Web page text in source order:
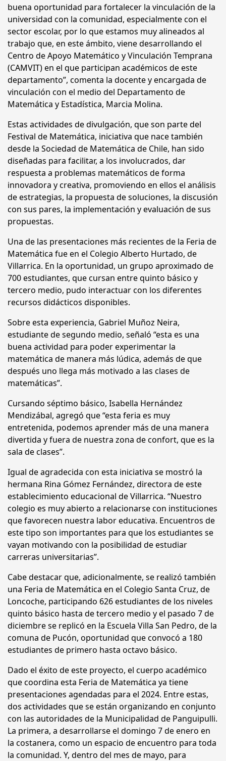
buena oportunidad para fortalecer la vinculación de la
universidad con la comunidad, especialmente con el
sector escolar, por lo que estamos muy alineados al
trabajo que, en este ámbito, viene desarrollando el
Centro de Apoyo Matemático y Vinculación Temprana
(CAMVIT) en el que participan académicos de este
departamento”, comenta la docente y encargada de
vinculación con el medio del Departamento de
Matemática y Estadística, Marcia Molina.
Estas actividades de divulgación, que son parte del
Festival de Matemática, iniciativa que nace también
desde la Sociedad de Matemática de Chile, han sido
diseñadas para facilitar, a los involucrados, dar
respuesta a problemas matemáticos de forma
innovadora y creativa, promoviendo en ellos el análisis
de estrategias, la propuesta de soluciones, la discusión
con sus pares, la implementación y evaluación de sus
propuestas.
Una de las presentaciones más recientes de la Feria de
Matemática fue en el Colegio Alberto Hurtado, de
Villarrica. En la oportunidad, un grupo aproximado de
700 estudiantes, que cursan entre quinto básico y
tercero medio, pudo interactuar con los diferentes
recursos didácticos disponibles.
Sobre esta experiencia, Gabriel Muñoz Neira,
estudiante de segundo medio, señaló “esta es una
buena actividad para poder experimentar la
matemática de manera más lúdica, además de que
después uno llega más motivado a las clases de
matemáticas”.
Cursando séptimo básico, Isabella Hernández
Mendizábal, agregó que “esta feria es muy
entretenida, podemos aprender más de una manera
divertida y fuera de nuestra zona de confort, que es la
sala de clases”.
Igual de agradecida con esta iniciativa se mostró la
hermana Rina Gómez Fernández, directora de este
establecimiento educacional de Villarrica. “Nuestro
colegio es muy abierto a relacionarse con instituciones
que favorecen nuestra labor educativa. Encuentros de
este tipo son importantes para que los estudiantes se
vayan motivando con la posibilidad de estudiar
carreras universitarias”.
Cabe destacar que, adicionalmente, se realizó también
una Feria de Matemática en el Colegio Santa Cruz, de
Loncoche, participando 626 estudiantes de los niveles
quinto básico hasta de tercero medio y el pasado 7 de
diciembre se replicó en la Escuela Villa San Pedro, de la
comuna de Pucón, oportunidad que convocó a 180
estudiantes de primero hasta octavo básico.
Dado el éxito de este proyecto, el cuerpo académico
que coordina esta Feria de Matemática ya tiene
presentaciones agendadas para el 2024. Entre estas,
dos actividades que se están organizando en conjunto
con las autoridades de la Municipalidad de Panguipulli.
La primera, a desarrollarse el domingo 7 de enero en
la costanera, como un espacio de encuentro para toda
la comunidad. Y, dentro del mes de mayo, para